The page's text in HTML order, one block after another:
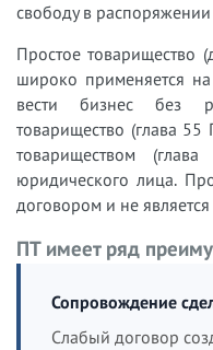
свободу в
Простое товарищество
широко применяется
вести бизнес без
товарищество (глава
товариществом
юридического лица.
договором и не
ПТ имеет ряд
Сопровождение
Слабый договор